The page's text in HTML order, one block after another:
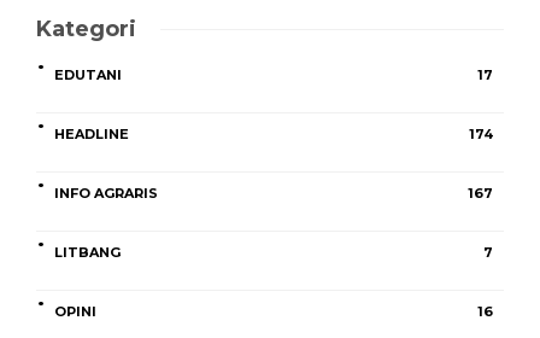
Kategori
EDUTANI 17
HEADLINE 174
INFO AGRARIS 167
LITBANG 7
OPINI 16